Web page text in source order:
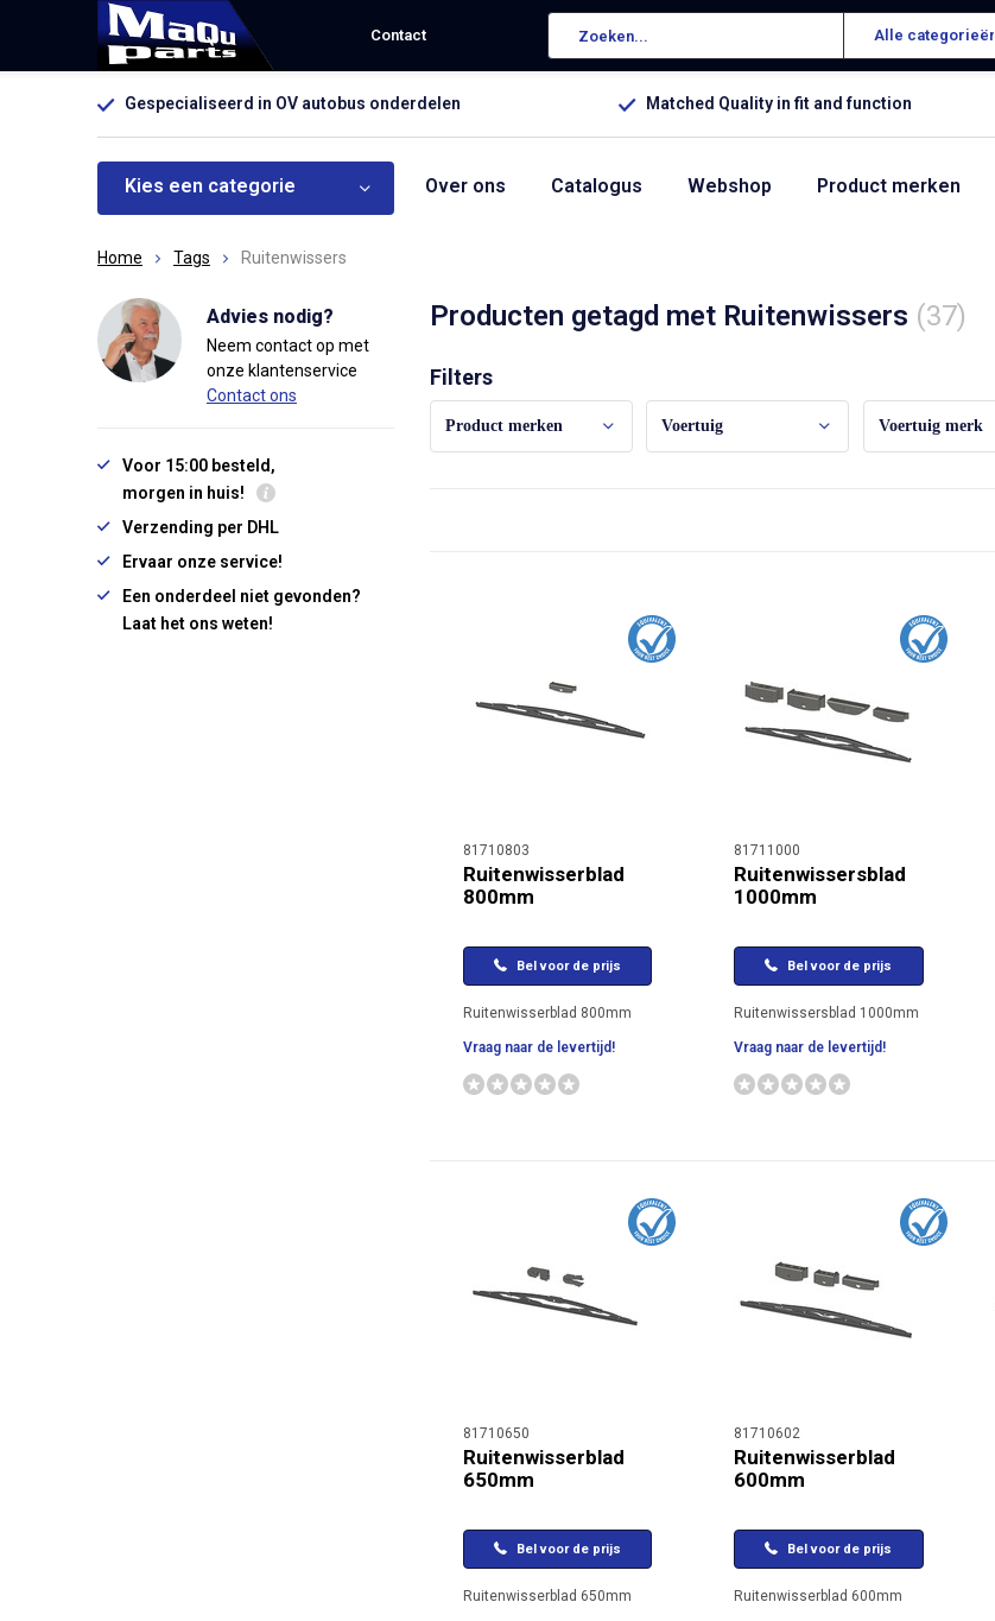
Contact Alle categorieën
Gespecialiseerd in OV autobus onderdelen Matched Quality in fit and function
Kies een categorie Over ons Catalogus Webshop Product merken
Home Tags Ruitenwissers
Producten getagd met Ruitenwissers (37)
Sorteren op:
Filters
Product merken Voertuig Voertuig merk
81710803
Ruitenwisserblad
800mm
Bel voor de prijs
Ruitenwisserblad 800mm
Vraag naar de levertijd!
81711000
Ruitenwissersblad
1000mm
Bel voor de prijs
Ruitenwissersblad 1000mm
Vraag naar de levertijd!
81710650
Ruitenwisserblad
650mm
Bel voor de prijs
Ruitenwisserblad 650mm
81710602
Ruitenwisserblad
600mm
Bel voor de prijs
Ruitenwisserblad 600mm
Advies nodig?
Neem contact op met
onze klantenservice
Contact ons
Voor 15:00 besteld,
morgen in huis!
Verzending per DHL
Ervaar onze service!
Een onderdeel niet gevonden?
Laat het ons weten!